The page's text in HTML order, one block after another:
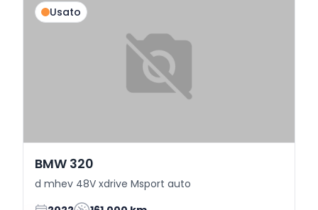
Usato
BMW 320
d mhev 48V xdrive Msport auto